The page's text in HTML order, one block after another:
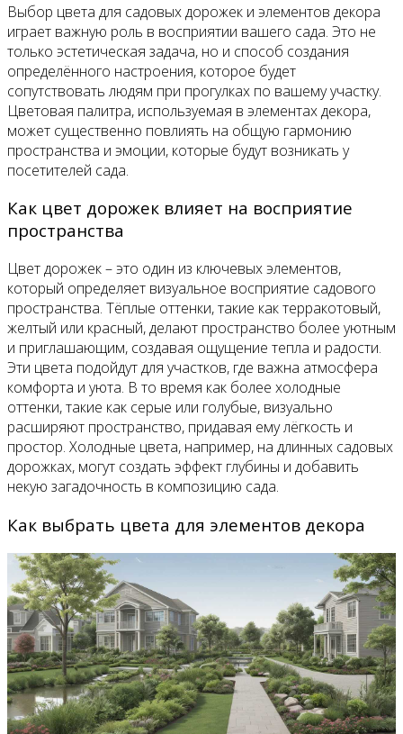
Выбор цвета для садовых дорожек и элементов декора
играет важную роль в восприятии вашего сада. Это не
только эстетическая задача, но и способ создания
определённого настроения, которое будет
сопутствовать людям при прогулках по вашему участку.
Цветовая палитра, используемая в элементах декора,
может существенно повлиять на общую гармонию
пространства и эмоции, которые будут возникать у
посетителей сада.
Как цвет дорожек влияет на восприятие
пространства
Цвет дорожек – это один из ключевых элементов,
который определяет визуальное восприятие садового
пространства. Тёплые оттенки, такие как терракотовый,
желтый или красный, делают пространство более уютным
и приглашающим, создавая ощущение тепла и радости.
Эти цвета подойдут для участков, где важна атмосфера
комфорта и уюта. В то время как более холодные
оттенки, такие как серые или голубые, визуально
расширяют пространство, придавая ему лёгкость и
простор. Холодные цвета, например, на длинных садовых
дорожках, могут создать эффект глубины и добавить
некую загадочность в композицию сада.
Как выбрать цвета для элементов декора